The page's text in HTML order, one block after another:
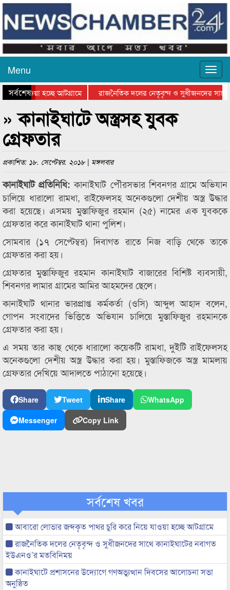
Menu
সর্বশেষ
যাওয়া হচ্ছে আটগ্রামে
রাজনৈতিক দলের নেতৃবৃন্দ ও সুধীজনদের সাথে
পুরস্কার বিতরণ সম্পন্ন
» কানাইঘাটে অস্ত্রসহ যুবক
গ্রেফতার
প্রকাশিত: ১৮. সেপ্টেম্বর. ২০১৮ | মঙ্গলবার
কানাইঘাট প্রতিনিধি: কানাইঘাট পৌরসভার শিবনগর গ্রামে অভিযান
চালিয়ে ধারালো রামধা, রাইফেলসহ অনেকগুলো দেশীয় অস্ত্র উদ্ধার
করা হয়েছে। এসময় মুস্তাফিজুর রহমান (২৫) নামের এক যুবককে
গ্রেফতার করে কানাইঘাট থানা পুলিশ।
সোমবার (১৭ সেপ্টেম্বর) দিবাগত রাতে নিজ বাড়ি থেকে তাকে
গ্রেফতার করা হয়।
গ্রেফতার মুস্তাফিজুর রহমান কানাইঘাট বাজারের বিশিষ্ট ব্যবসায়ী,
শিবনগর লামার গ্রামের আমির আহমদের ছেলে।
কানাইঘাট থানার ভারপ্রাপ্ত কর্মকর্তা (ওসি) আব্দুল আহাদ বলেন,
গোপন সংবাদের ভিত্তিতে অভিযান চালিয়ে মুস্তাফিজুর রহমানকে
গ্রেফতার করা হয়।
এ সময় তার কাছ থেকে ধারালো কয়েকটি রামধা, দুইটি রাইফেলসহ
অনেকগুলো দেশীয় অস্ত্র উদ্ধার করা হয়। মুস্তাফিজকে অস্ত্র মামলায়
গ্রেফতার দেখিয়ে আদালতে পাঠানো হয়েছে।
Share Tweet Share
WhatsApp
Messenger
Copy Link
সর্বশেষ খবর
আবারো লোভার জব্দকৃত পাথর চুরি করে নিয়ে যাওয়া হচ্ছে আটগ্রামে
রাজনৈতিক দলের নেতৃবৃন্দ ও সুধীজনদের সাথে কানাইঘাটের নবাগত
ইউএনও’র মতবিনিময়
কানাইঘাটে প্রশাসনের উদ্যোগে গণঅভ্যুত্থান দিবসের আলোচনা সভা
অনুষ্ঠিত